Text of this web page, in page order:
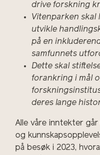
drive forskning
Vitenparken skal
utvikle
på en
samfunnets
Dette skal
forankring i mål
deres lange
Alle våre inntekter
og
på besøk i 2023,